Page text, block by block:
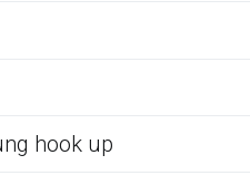
hook up